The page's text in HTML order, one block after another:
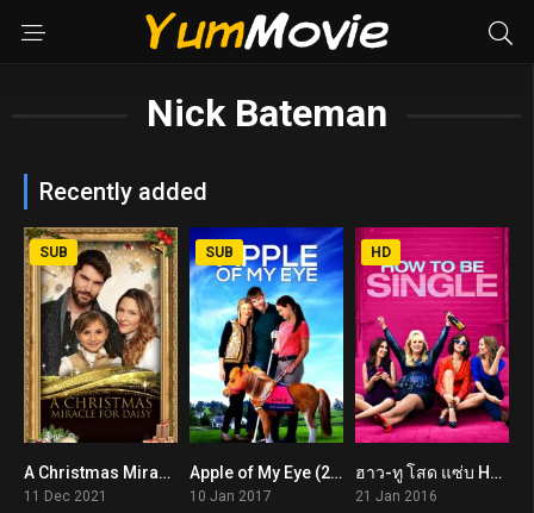
Nick Bateman
Recently added
6.8
SUB
A Christmas Miracle for Daisy (2021)
11 Dec 2021
5.6
SUB
Apple of My Eye (2017)
10 Jan 2017
6.2
HD
ฮาว-ทู โสด แซ่บ How to Be Single (2016)
21 Jan 2016